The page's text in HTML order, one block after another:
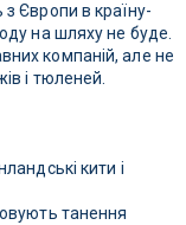
Європи в країну-
на шляху не буде.
компаній, але не
і тюленей.
кити і
танення